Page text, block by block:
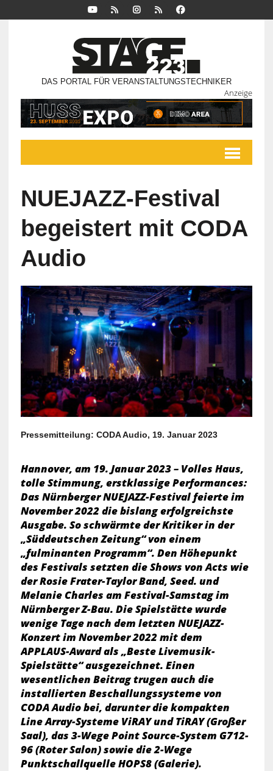
DAS PORTAL FÜR VERANSTALTUNGSTECHNIKER
Anzeige
NUEJAZZ-Festival
begeistert mit CODA
Audio
Pressemitteilung: CODA Audio, 19. Januar 2023
Hannover, am 19. Januar 2023 – Volles Haus,
tolle Stimmung, erstklassige Performances:
Das Nürnberger NUEJAZZ-Festival feierte im
November 2022 die bislang erfolgreichste
Ausgabe. So schwärmte der Kritiker in der
„Süddeutschen Zeitung“ von einem
„fulminanten Programm“. Den Höhepunkt
des Festivals setzten die Shows von Acts wie
der Rosie Frater-Taylor Band, Seed. und
Melanie Charles am Festival-Samstag im
Nürnberger Z-Bau. Die Spielstätte wurde
wenige Tage nach dem letzten NUEJAZZ-
Konzert im November 2022 mit dem
APPLAUS-Award als „Beste Livemusik-
Spielstätte“ ausgezeichnet. Einen
wesentlichen Beitrag trugen auch die
installierten Beschallungssysteme von
CODA Audio bei, darunter die kompakten
Line Array-Systeme ViRAY und TiRAY (Großer
Saal), das 3-Wege Point Source-System G712-
96 (Roter Salon) sowie die 2-Wege
Punktschallquelle HOPS8 (Galerie).